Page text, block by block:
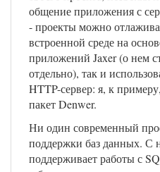
общение приложения с
- проекты можно
встроенной среде на
приложений Jaxer (о нем
отдельно), так и
HTTP-сервер: я, к
пакет Denwer.
Ни один современный
поддержки баз данных. С
поддерживает работы с